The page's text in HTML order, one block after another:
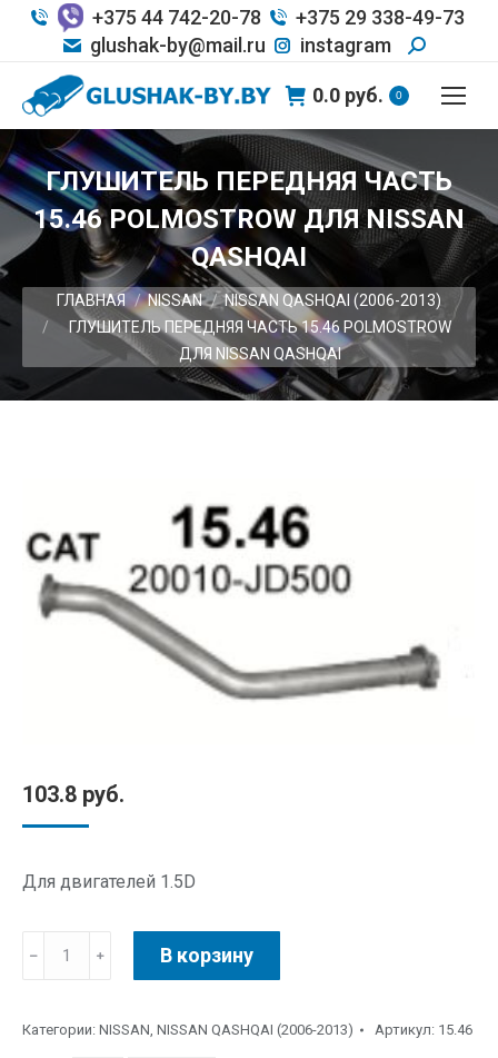
+375 44 742-20-78
+375 29 338-49-73
glushak-by@mail.ru
instagram
0.0 руб. 0
ГЛУШИТЕЛЬ ПЕРЕДНЯЯ ЧАСТЬ
15.46 POLMOSTROW ДЛЯ NISSAN
QASHQAI
Вы здесь:
ГЛАВНАЯ NISSAN
NISSAN QASHQAI (2006-2013)
ГЛУШИТЕЛЬ ПЕРЕДНЯЯ ЧАСТЬ 15.46 POLMOSTROW
ДЛЯ NISSAN QASHQAI
103.8 руб.
Для двигателей 1.5D
В корзину
Категории: NISSAN, NISSAN QASHQAI (2006-2013) Артикул: 15.46